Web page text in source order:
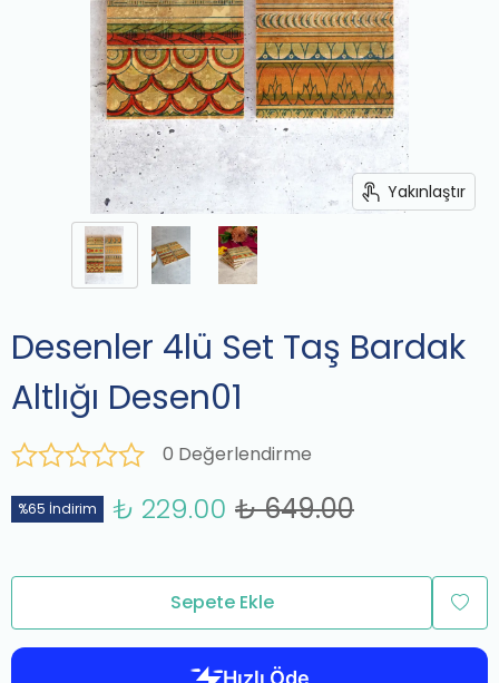
Yakınlaştır
Desenler 4lü Set Taş Bardak
Altlığı Desen01
0 Değerlendirme
%65 İndirim ₺ 229.00 ₺ 649.00
Sepete Ekle